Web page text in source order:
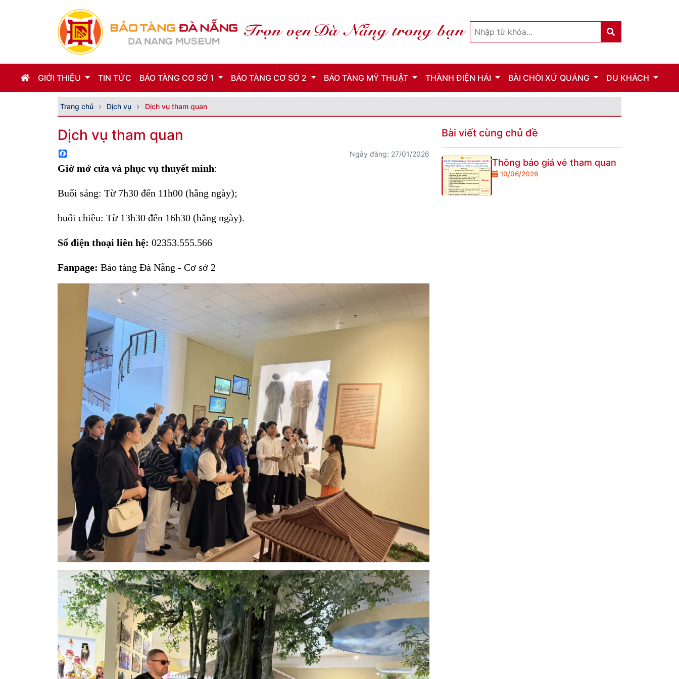
GIỚI THIỆU TIN TỨC BẢO TÀNG CƠ SỞ 1 BẢO TÀNG CƠ SỞ 2 BẢO TÀNG MỸ THUẬT THÀNH ĐIỆN HẢI BÀI CHÒI XỨ QUẢNG DU KHÁCH
Trang chủ Dịch vụ Dịch vụ tham quan
Dịch vụ tham quan
Ngày đăng: 27/01/2026
Giờ mở cửa và phục vụ thuyết minh:
Buổi sáng: Từ 7h30 đến 11h00 (hằng ngày);
buổi chiều: Từ 13h30 đến 16h30 (hằng ngày).
Số điện thoại liên hệ: 02353.555.566
Fanpage: Bảo tàng Đà Nẵng - Cơ sở 2
Bài viết cùng chủ đề
Thông báo giá vé tham quan
10/06/2026